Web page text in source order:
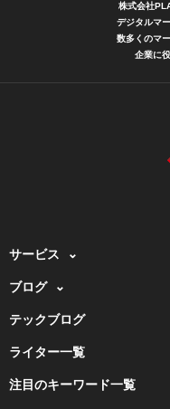
株式会社
デジタルマ
数多くのマ
企業に
サービス
ブログ
テックブログ
ライター一覧
注目のキーワード一覧